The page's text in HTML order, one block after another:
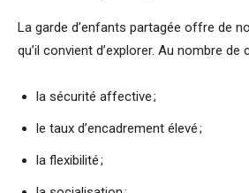
La garde d’enfants partagée offre de
qu’il convient d’explorer. Au nombre
la sécurité affective ;
le taux d’encadrement élevé ;
la flexibilité ;